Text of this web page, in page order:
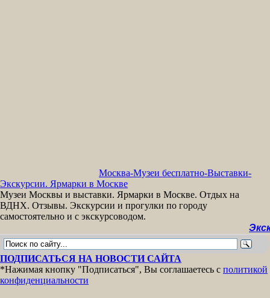
Москва-Музеи бесплатно-Выставки-
Экскурсии. Ярмарки в Москве
Музеи Москвы и выставки. Ярмарки в Москве. Отдых на
ВДНХ. Отзывы. Экскурсии и прогулки по городу
самостоятельно и с экскурсоводом.
ПОДПИСАТЬСЯ НА НОВОСТИ САЙТА
*Нажимая кнопку "Подписаться", Вы соглашаетесь с политикой
конфиденциальности